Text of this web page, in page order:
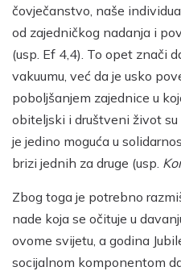
čovječanstvo, naše
od zajedničkog nadanja i
(usp. Ef 4,4). To opet znači
vakuumu, već da je usko
poboljšanjem zajednice u
obiteljski i društveni život
je jedino moguća u
brizi jednih za druge (usp.
Zbog toga je potrebno
nade koja se očituje u
ovome svijetu, a godina
socijalnom komponentom